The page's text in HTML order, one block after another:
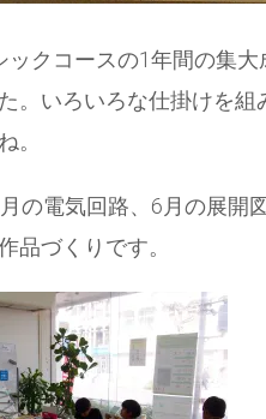
ックコースの1年間の集
。いろいろな仕掛けを
。
の電気回路、6月の展開
品づくりです。